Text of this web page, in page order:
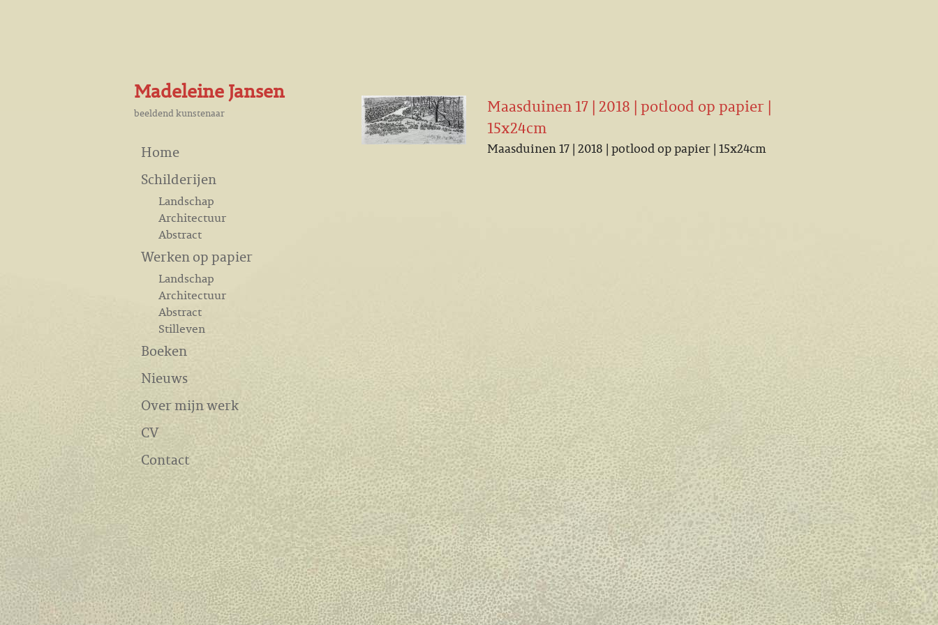
Maasduinen 17 | 2018 | potlood op papier |
15x24cm
Maasduinen 17 | 2018 | potlood op papier | 15x24cm
Madeleine Jansen
beeldend kunstenaar
Home
Schilderijen
Landschap
Architectuur
Abstract
Werken op papier
Landschap
Architectuur
Abstract
Stilleven
Boeken
Nieuws
Over mijn werk
CV
Contact